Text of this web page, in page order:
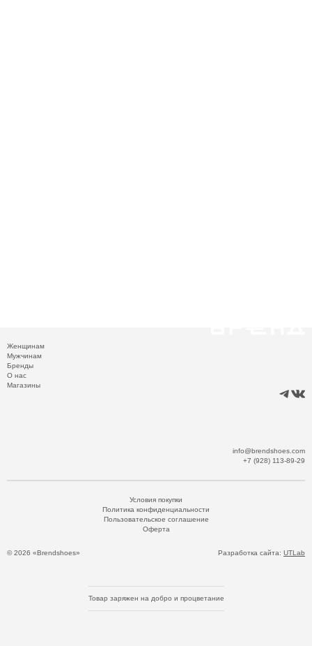
Женщинам
Мужчинам
Бренды
О нас
Магазины
info@brendshoes.com
+7 (928) 113-89-29
© 2026 «Brendshoes»
Условия покупки
Политика конфиденциальности
Пользовательское соглашение
Оферта
Разработка сайта: UTLab
Товар заряжен на добро и процветание